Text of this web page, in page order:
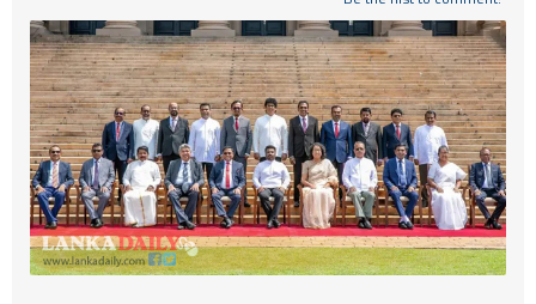
කාලීන සංවාද
විශේෂාංග
Life
විඩියෝ ගැලරිය